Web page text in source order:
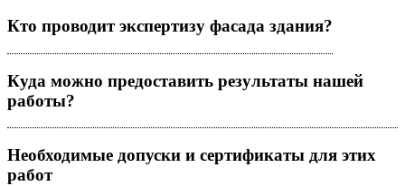
Кто проводит экспертизу фасада здания?
Куда можно предоставить результаты нашей
работы?
Необходимые допуски и сертификаты для этих
работ